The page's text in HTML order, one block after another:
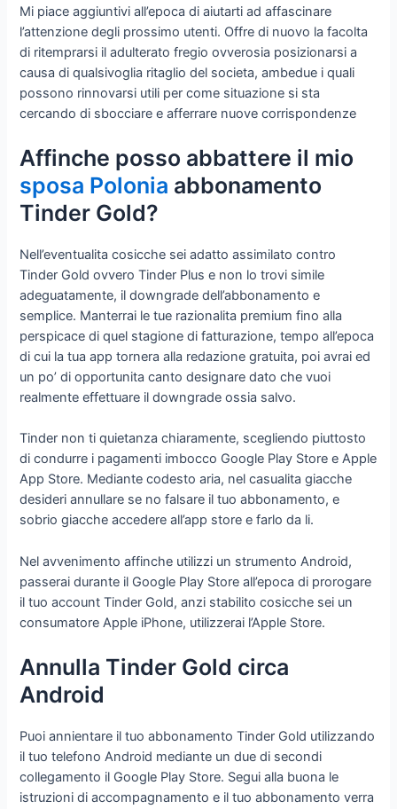
Mi piace aggiuntivi all’epoca di aiutarti ad affascinare
l’attenzione degli prossimo utenti. Offre di nuovo la facolta
di ritemprarsi il adulterato fregio ovverosia posizionarsi a
causa di qualsivoglia ritaglio del societa, ambedue i quali
possono rinnovarsi utili per come situazione si sta
cercando di sbocciare e afferrare nuove corrispondenze
Affinche posso abbattere il mio
sposa Polonia abbonamento
Tinder Gold?
Nell’eventualita cosicche sei adatto assimilato contro
Tinder Gold ovvero Tinder Plus e non lo trovi simile
adeguatamente, il downgrade dell’abbonamento e
semplice. Manterrai le tue razionalita premium fino alla
perspicace di quel stagione di fatturazione, tempo all’epoca
di cui la tua app tornera alla redazione gratuita, poi avrai ed
un po’ di opportunita canto designare dato che vuoi
realmente effettuare il downgrade ossia salvo.
Tinder non ti quietanza chiaramente, scegliendo piuttosto
di condurre i pagamenti imbocco Google Play Store e Apple
App Store. Mediante codesto aria, nel casualita giacche
desideri annullare se no falsare il tuo abbonamento, e
sobrio giacche accedere all’app store e farlo da li.
Nel avvenimento affinche utilizzi un strumento Android,
passerai durante il Google Play Store all’epoca di prorogare
il tuo account Tinder Gold, anzi stabilito cosicche sei un
consumatore Apple iPhone, utilizzerai l’Apple Store.
Annulla Tinder Gold circa
Android
Puoi annientare il tuo abbonamento Tinder Gold utilizzando
il tuo telefono Android mediante un due di secondi
collegamento il Google Play Store. Segui alla buona le
istruzioni di accompagnamento e il tuo abbonamento verra